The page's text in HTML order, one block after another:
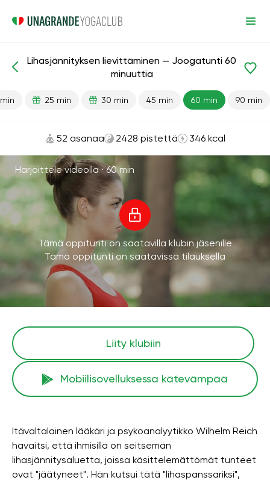
Rentoutuminen Stressiä lievittävä
Lihasjännityksen lievittäminen — Joogatunti 60
minuuttia
25 min 30 min 45 min 60 min 90 min
52 asanaa 2428 pistettä 346 kcal
Harjoittele videolla ·60 min
Tämä oppitunti on saatavilla klubin jäsenille
Tämä oppitunti on saatavissa tilauksella
Liity klubiin
Mobiilisovelluksessa kätevämpää
Itävaltalainen lääkäri ja psykoanalyytikko Wilhelm Reich
havaitsi, että ihmisillä on seitsemän
lihasjännitysaluetta, joissa käsittelemättömät tunteet
ovat "jäätyneet". Hän kutsui tätä "lihaspanssariksi",